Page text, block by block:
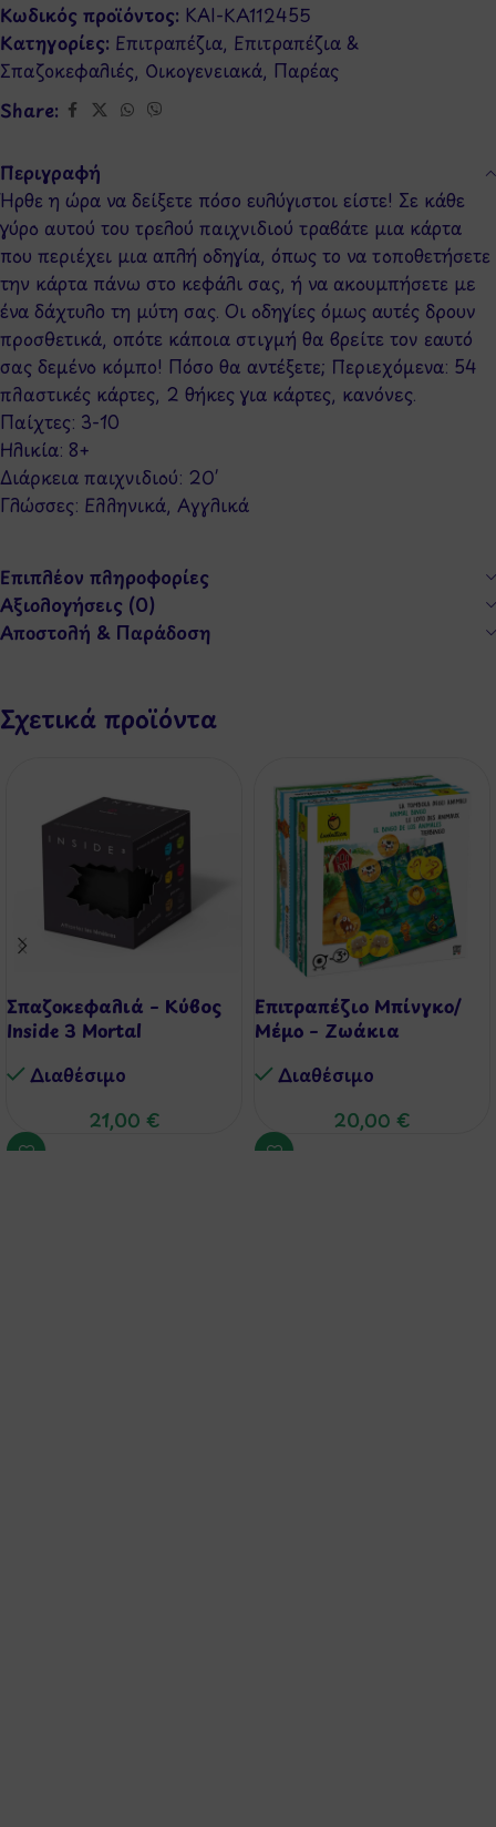
Κωδικός προϊόντος: KAI-KA112455
Κατηγορίες: Επιτραπέζια, Επιτραπέζια &
Σπαζοκεφαλιές, Οικογενειακά, Παρέας
Share:
Περιγραφή
Ήρθε η ώρα να δείξετε πόσο ευλύγιστοι είστε! Σε κάθε
γύρο αυτού του τρελού παιχνιδιού τραβάτε μια κάρτα
που περιέχει μια απλή οδηγία, όπως το να τοποθετήσετε
την κάρτα πάνω στο κεφάλι σας, ή να ακουμπήσετε με
ένα δάχτυλο τη μύτη σας. Οι οδηγίες όμως αυτές δρουν
προσθετικά, οπότε κάποια στιγμή θα βρείτε τον εαυτό
σας δεμένο κόμπο! Πόσο θα αντέξετε; Περιεχόμενα: 54
πλαστικές κάρτες, 2 θήκες για κάρτες, κανόνες.
Παίχτες: 3-10
Ηλικία: 8+
Διάρκεια παιχνιδιού: 20′
Γλώσσες: Ελληνικά, Αγγλικά
Επιπλέον πληροφορίες
Αξιολογήσεις (0)
Αποστολή & Παράδοση
Σχετικά προϊόντα
Σπαζοκεφαλιά – Κύβος
Inside 3 Mortal
Διαθέσιμo
21,00 €
Επιτραπέζιο Μπίνγκο/
Μέμο – Ζωάκια
Διαθέσιμo
20,00 €